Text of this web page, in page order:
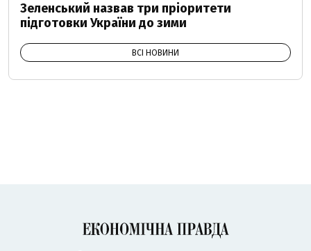
Зеленський назвав три пріоритети
підготовки України до зими
ВСІ НОВИНИ